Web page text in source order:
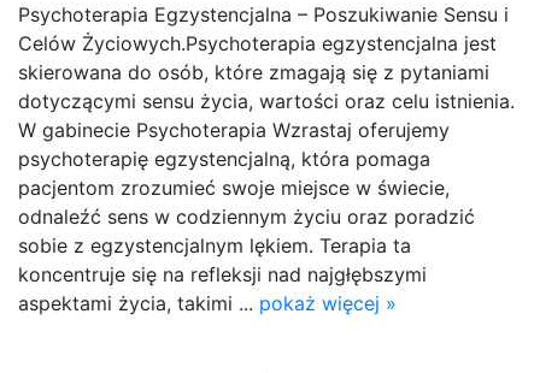
Psychoterapia Egzystencjalna – Poszukiwanie Sensu i
Celów Życiowych.Psychoterapia egzystencjalna jest
skierowana do osób, które zmagają się z pytaniami
dotyczącymi sensu życia, wartości oraz celu istnienia.
W gabinecie Psychoterapia Wzrastaj oferujemy
psychoterapię egzystencjalną, która pomaga
pacjentom zrozumieć swoje miejsce w świecie,
odnaleźć sens w codziennym życiu oraz poradzić
sobie z egzystencjalnym lękiem. Terapia ta
koncentruje się na refleksji nad najgłębszymi
aspektami życia, takimi ... pokaż więcej »